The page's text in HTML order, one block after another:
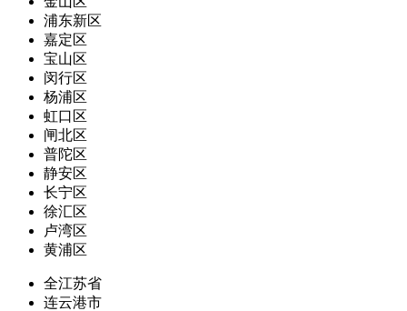
浦东新区
嘉定区
宝山区
闵行区
杨浦区
虹口区
闸北区
普陀区
静安区
长宁区
徐汇区
卢湾区
黄浦区
全江苏省
连云港市